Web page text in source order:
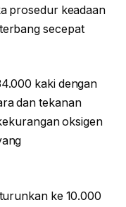
prosedur keadaan
secepat
kaki dengan
dan tekanan
oksigen
ke 10.000